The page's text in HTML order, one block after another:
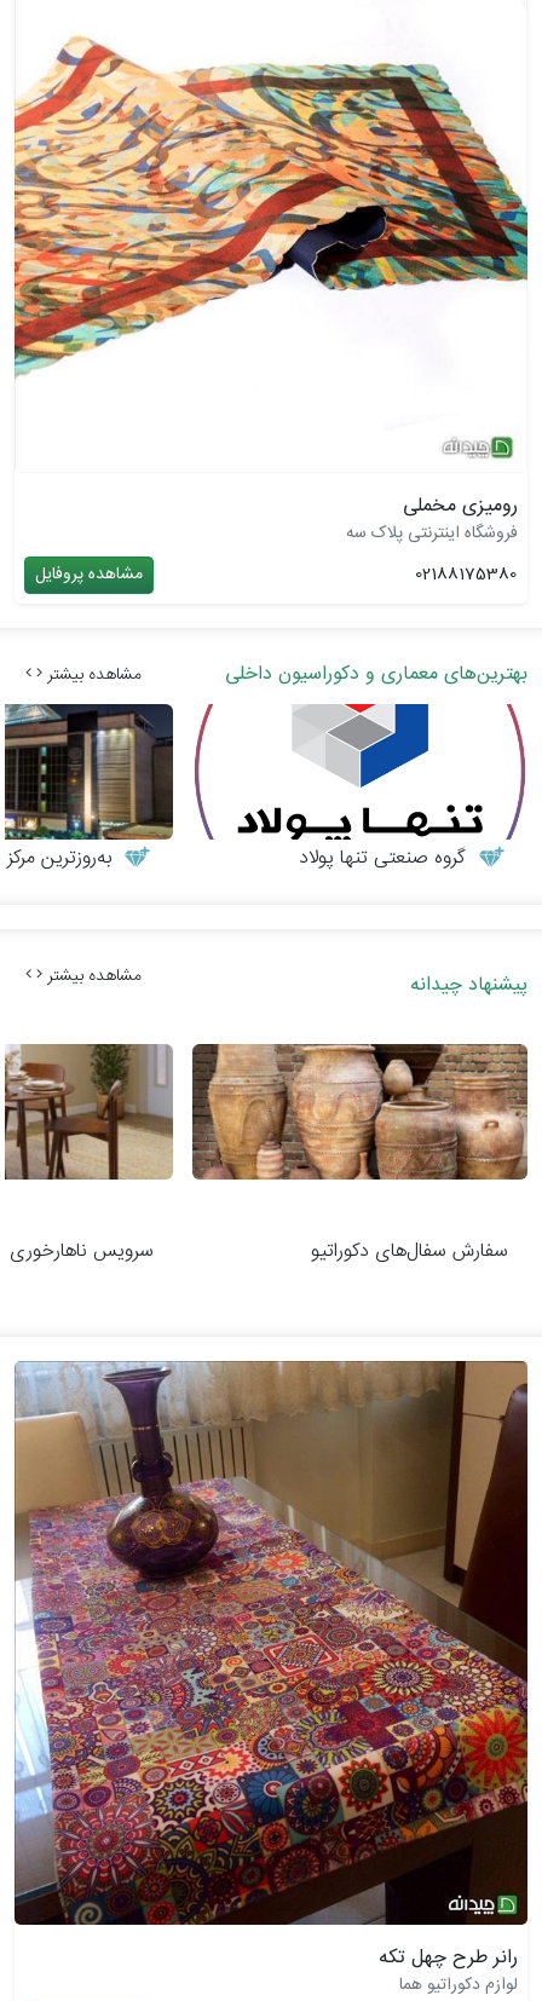
رومیزی مخملی
فروشگاه اینترنتی پلاک سه
02188175380
مشاهده پروفایل
بهترین‌های معماری و دکوراسیون داخلی مشاهده بیشتر
گروه صنعتی تنها پولاد به‌روزترین مرکز
پیشنهاد چیدانه مشاهده بیشتر
سفارش سفال‌های دکوراتیو سرویس ناهارخوری
رانر طرح چهل تکه
لوازم دکوراتیو هما